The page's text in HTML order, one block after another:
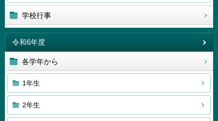
学校行事
令和6年度
各学年から
1年生
2年生